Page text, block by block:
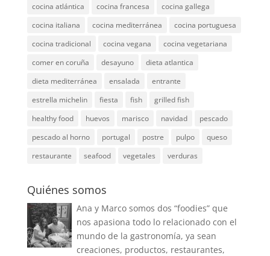
cocina atlántica
cocina francesa
cocina gallega
cocina italiana
cocina mediterránea
cocina portuguesa
cocina tradicional
cocina vegana
cocina vegetariana
comer en coruña
desayuno
dieta atlantica
dieta mediterránea
ensalada
entrante
estrella michelin
fiesta fish
grilled fish
healthy food
huevos marisco navidad
pescado
pescado al horno
portugal postre pulpo
queso
restaurante
seafood vegetales verduras
Quiénes somos
Ana y Marco somos dos “foodies” que
nos apasiona todo lo relacionado con el
mundo de la gastronomía, ya sean
creaciones, productos, restaurantes,